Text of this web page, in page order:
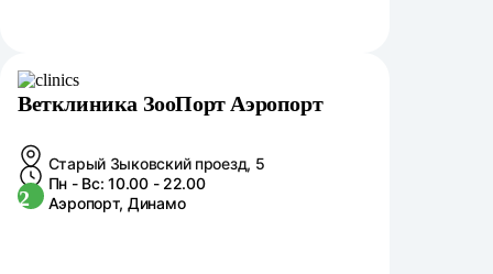
Ветклиника ЗооПорт Аэропорт
Старый Зыковский проезд, 5
Пн - Вс: 10.00 - 22.00
2 Аэропорт, Динамо